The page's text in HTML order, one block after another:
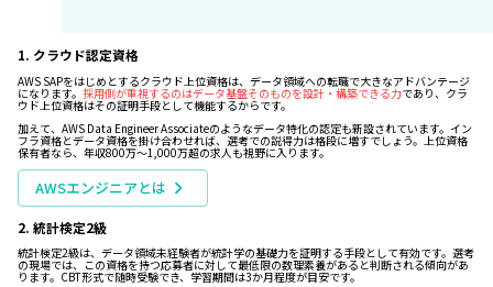
1. クラウド認定資格
AWS SAPをはじめとするクラウド上位資格は、データ領域への転職で大きなアドバンテージ
になります。 採用側が重視するのはデータ基盤そのものを設計・構築できる力であり、クラ
ウド上位資格はその証明手段として機能するからです。
加えて、AWS Data Engineer Associateのようなデータ特化の認定も新設されています。イン
フラ資格とデータ資格を掛け合わせれば、選考での説得力は格段に増すでしょう。上位資格
保有者なら、年収800万〜1,000万超の求人も視野に入ります。
AWSエンジニアとは
2. 統計検定2級
統計検定2級は、データ領域未経験者が統計学の基礎力を証明する手段として有効です。選考
の現場では、この資格を持つ応募者に対して最低限の数理素養があると判断される傾向があ
ります。CBT形式で随時受験でき、学習期間は3か月程度が目安です。